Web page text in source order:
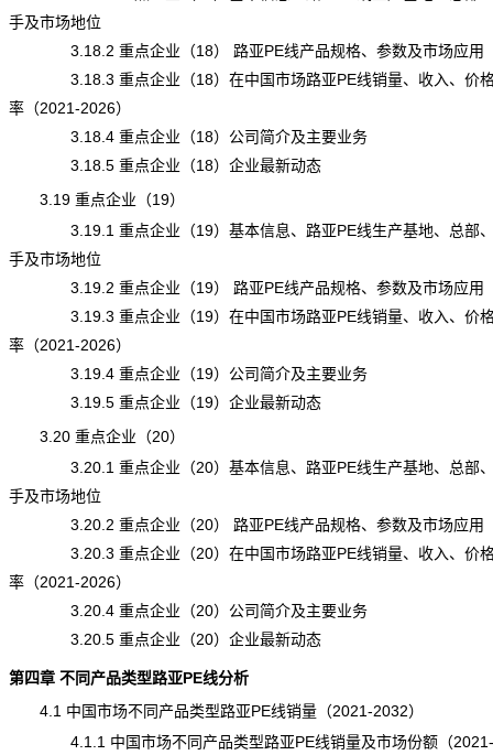
手及市场地位
3.18.2 重点企业（18） 路亚PE线产品规格、参数及市场应用
3.18.3 重点企业（18）在中国市场路亚PE线销量、收入、价
率（2021-2026）
3.18.4 重点企业（18）公司简介及主要业务
3.18.5 重点企业（18）企业最新动态
3.19 重点企业（19）
3.19.1 重点企业（19）基本信息、路亚PE线生产基地、总部
手及市场地位
3.19.2 重点企业（19） 路亚PE线产品规格、参数及市场应用
3.19.3 重点企业（19）在中国市场路亚PE线销量、收入、价
率（2021-2026）
3.19.4 重点企业（19）公司简介及主要业务
3.19.5 重点企业（19）企业最新动态
3.20 重点企业（20）
3.20.1 重点企业（20）基本信息、路亚PE线生产基地、总部
手及市场地位
3.20.2 重点企业（20） 路亚PE线产品规格、参数及市场应用
3.20.3 重点企业（20）在中国市场路亚PE线销量、收入、价
率（2021-2026）
3.20.4 重点企业（20）公司简介及主要业务
3.20.5 重点企业（20）企业最新动态
第四章 不同产品类型路亚PE线分析
4.1 中国市场不同产品类型路亚PE线销量（2021-2032）
4.1.1 中国市场不同产品类型路亚PE线销量及市场份额（2021-